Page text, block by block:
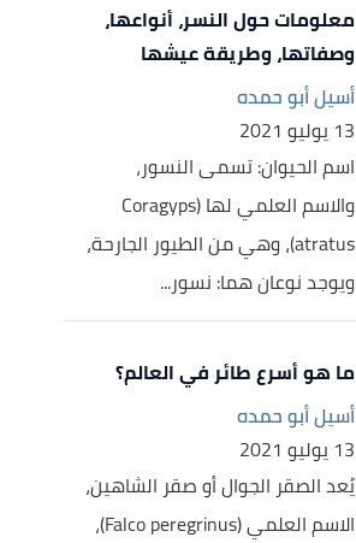
معلومات حول النسر، أنواعها،
وصفاتها، وطريقة عيشها
أسيل أبو حمده
13 يوليو 2021
اسم الحيوان: تسمى النسور،
والاسم العلمي لها (Coragyps
atratus)، وهي من الطيور الجارحة،
ويوجد نوعان هما: نسور...
ما هو أسرع طائر في العالم؟
أسيل أبو حمده
13 يوليو 2021
يُعد الصقر الجوال أو صقر الشاهين،
الاسم العلمي (Falco peregrinus)،